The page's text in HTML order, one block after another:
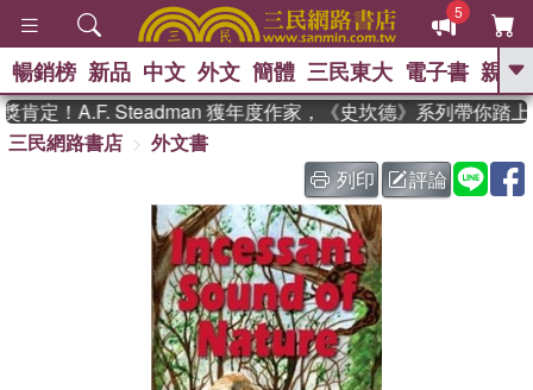
5
GO
、 如果歷史是一群喵 、 暑期
國際布克獎 臺灣漫遊錄 、 方
念華 、 台灣的李登輝時代
孩：黎曼猜想 、 偉大的迷走神經
暢銷榜 新品 中文 外文 簡體 三民東大 電子書 親子
定！A.F. Steadman 獲年度作家，《史坎德》系列帶你踏上
三民網路書店
外文書
列印
評論